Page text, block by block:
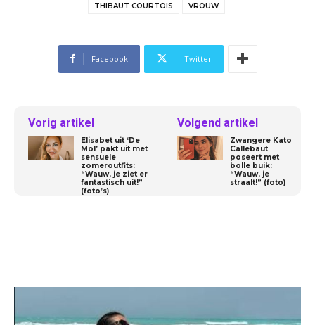
THIBAUT COURTOIS VROUW
Facebook Twitter
Vorig artikel
Elisabet uit ‘De
Mol’ pakt uit met
sensuele
zomeroutfits:
“Wauw, je ziet er
fantastisch uit!”
(foto’s)
Volgend artikel
Zwangere Kato
Callebaut
poseert met
bolle buik:
“Wauw, je
straalt!” (foto)